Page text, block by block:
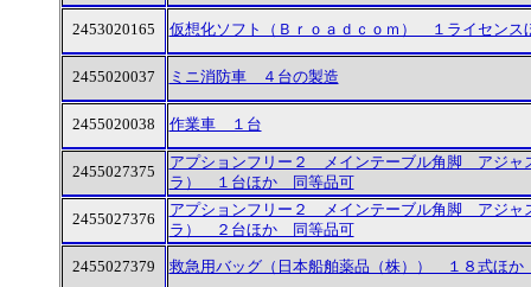
2453020165 仮想化ソフト（Ｂｒｏａｄｃｏｍ） １ライセン
2455020037 ミニ消防車 ４台の製造
2455020038 作業車 １台
2455027375
アプションフリー２ メインテーブル角脚 アジャ
ラ） １台ほか 同等品可
2455027376
アプションフリー２ メインテーブル角脚 アジャ
ラ） ２台ほか 同等品可
2455027379 救急用バッグ（日本船舶薬品（株）） １８式ほ